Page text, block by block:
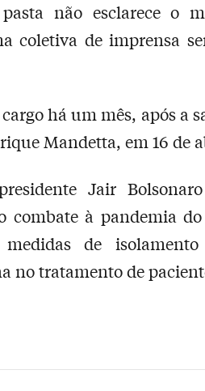
não esclarece o
coletiva de imprensa
há um mês, após a
Mandetta, em 16 de
Jair
combate à pandemia
de
no tratamento de